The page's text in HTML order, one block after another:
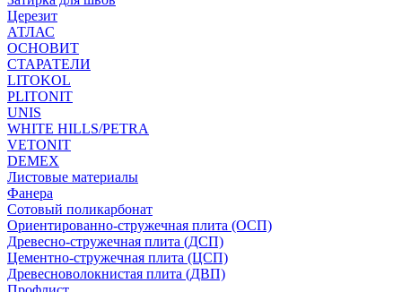
Церезит
АТЛАС
ОСНОВИТ
СТАРАТЕЛИ
LITOKOL
PLITONIT
UNIS
WHITE HILLS/PETRA
VETONIT
DEMEX
Листовые материалы
Фанера
Сотовый поликарбонат
Ориентированно-стружечная плита (ОСП)
Древесно-стружечная плита (ДСП)
Цементно-стружечная плита (ЦСП)
Древесноволокнистая плита (ДВП)